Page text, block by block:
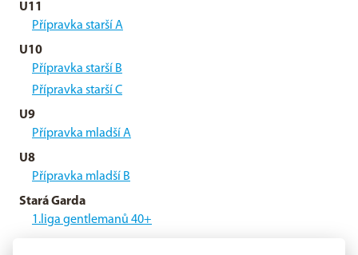
U11
Přípravka starší A
U10
Přípravka starší B
Přípravka starší C
U9
Přípravka mladší A
U8
Přípravka mladší B
Stará Garda
1.liga gentlemanů 40+